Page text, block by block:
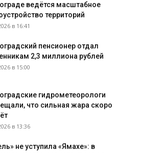
ведётся масштабное
территорий
в 16:41
пенсионер отдал
2,3 миллиона рублей
в 15:00
гидрометеорологи
что сильная жара скоро
в 13:36
не уступила «Ямахе»: в